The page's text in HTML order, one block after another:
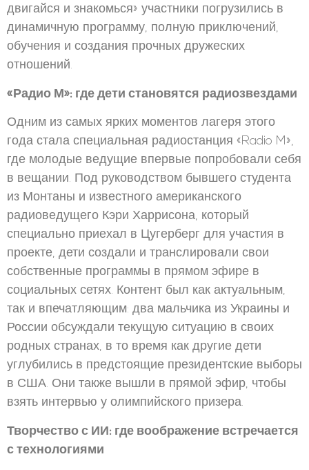
двигайся и знакомься» участники погрузились в
динамичную программу, полную приключений,
обучения и создания прочных дружеских
отношений.
«Радио М»: где дети становятся радиозвездами
Одним из самых ярких моментов лагеря этого
года стала специальная радиостанция «Radio M»,
где молодые ведущие впервые попробовали себя
в вещании. Под руководством бывшего студента
из Монтаны и известного американского
радиоведущего Кэри Харрисона, который
специально приехал в Цугерберг для участия в
проекте, дети создали и транслировали свои
собственные программы в прямом эфире в
социальных сетях. Контент был как актуальным,
так и впечатляющим: два мальчика из Украины и
России обсуждали текущую ситуацию в своих
родных странах, в то время как другие дети
углубились в предстоящие президентские выборы
в США. Они также вышли в прямой эфир, чтобы
взять интервью у олимпийского призера.
Творчество с ИИ: где воображение встречается
с технологиями